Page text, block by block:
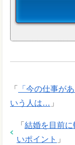
「
「今の仕事が
いう人は… 」
「 結婚を目前
いポイント 」